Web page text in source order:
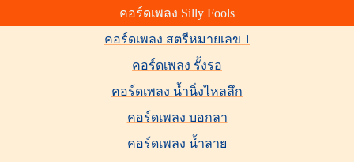
คอร์ดเพลง Silly Fools
คอร์ดเพลง สตรีหมายเลข 1
คอร์ดเพลง รั้งรอ
คอร์ดเพลง น้ำนิ่งไหลลึก
คอร์ดเพลง บอกลา
คอร์ดเพลง น้ำลาย